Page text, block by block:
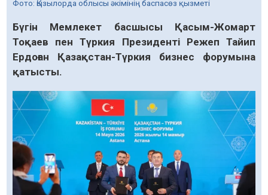
Фото: Қызылорда облысы әкімінің баспасөз қызметі
Бүгін Мемлекет басшысы Қасым-Жомарт
Тоқаев пен Түркия Президенті Режеп Тайип
Ердоған Қазақстан-Түркия бизнес форумына
қатысты.